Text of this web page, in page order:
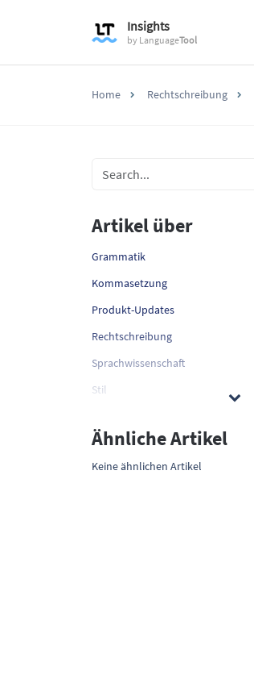
Insights
by LanguageTool
Home Rechtschreibung
Artikel über
Grammatik
Kommasetzung
Produkt-Updates
Rechtschreibung
Sprachwissenschaft
Stil
Ähnliche Artikel
Keine ähnlichen Artikel